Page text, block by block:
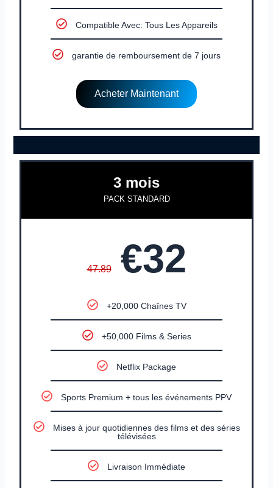
Compatible Avec: Tous Les Appareils
garantie de remboursement de 7 jours
Acheter Maintenant
3 mois
PACK STANDARD
47.89 €32
+20,000 Chaînes TV
+50,000 Films & Series
Netflix Package
Sports Premium + tous les événements PPV
Mises à jour quotidiennes des films et des séries
télévisées
Livraison Immédiate